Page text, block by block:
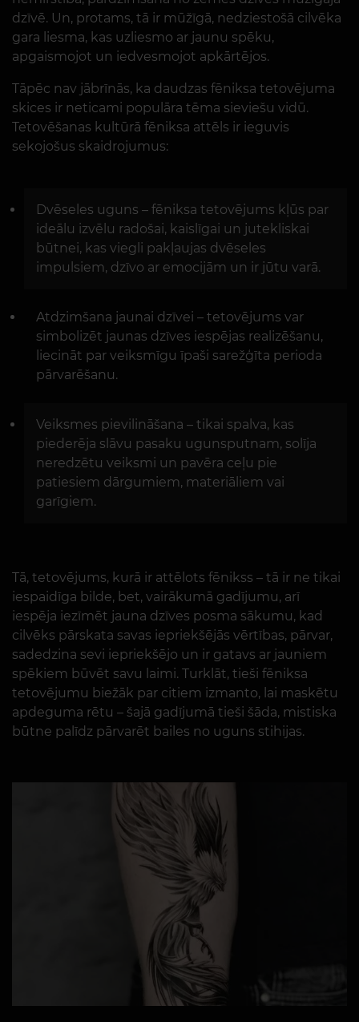
dzīvē. Un, protams, tā ir mūžīgā, nedziestošā cilvēka
gara liesma, kas uzliesmo ar jaunu spēku,
apgaismojot un iedvesmojot apkārtējos.
Tāpēc nav jābrīnās, ka daudzas fēniksa tetovējuma
skices ir neticami populāra tēma sieviešu vidū.
Tetovēšanas kultūrā fēniksa attēls ir ieguvis
sekojošus skaidrojumus:
Dvēseles uguns – fēniksa tetovējums kļūs par
ideālu izvēlu radošai, kaislīgai un jutekliskai
būtnei, kas viegli pakļaujas dvēseles
impulsiem, dzīvo ar emocijām un ir jūtu varā.
Atdzimšana jaunai dzīvei – tetovējums var
simbolizēt jaunas dzīves iespējas realizēšanu,
liecināt par veiksmīgu īpaši sarežģīta perioda
pārvarēšanu.
Veiksmes pievilināšana – tikai spalva, kas
piederēja slāvu pasaku ugunsputnam, solīja
neredzētu veiksmi un pavēra ceļu pie
patiesiem dārgumiem, materiāliem vai
garīgiem.
Tā, tetovējums, kurā ir attēlots fēnikss – tā ir ne tikai
iespaidīga bilde, bet, vairākumā gadījumu, arī
iespēja iezīmēt jauna dzīves posma sākumu, kad
cilvēks pārskata savas iepriekšējās vērtības, pārvar,
sadedzina sevi iepriekšējo un ir gatavs ar jauniem
spēkiem būvēt savu laimi. Turklāt, tieši fēniksa
tetovējumu biežāk par citiem izmanto, lai maskētu
apdeguma rētu – šajā gadījumā tieši šāda, mistiska
būtne palīdz pārvarēt bailes no uguns stihijas.